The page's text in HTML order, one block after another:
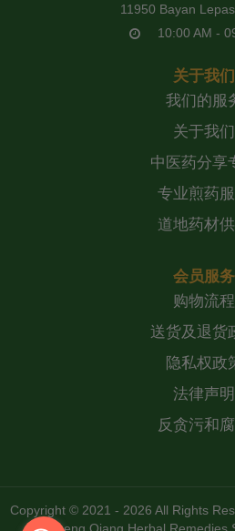
11950 Bayan
10:00 AM -
关于我们
我们的服
关于我们
中医药分享
专业煎药
道地药材
会员服务
购物流程
送货及退货
隐私权政
法律声明
反贪污和
Copyright © 2021 - 2026 All Rights